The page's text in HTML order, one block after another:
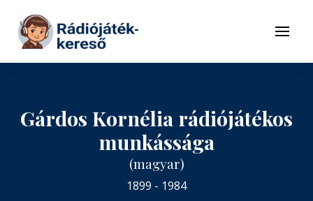
Tovább a tartalomhoz
Menü
Gárdos Kornélia rádiójátékos
munkássága
(magyar)
1899 - 1984